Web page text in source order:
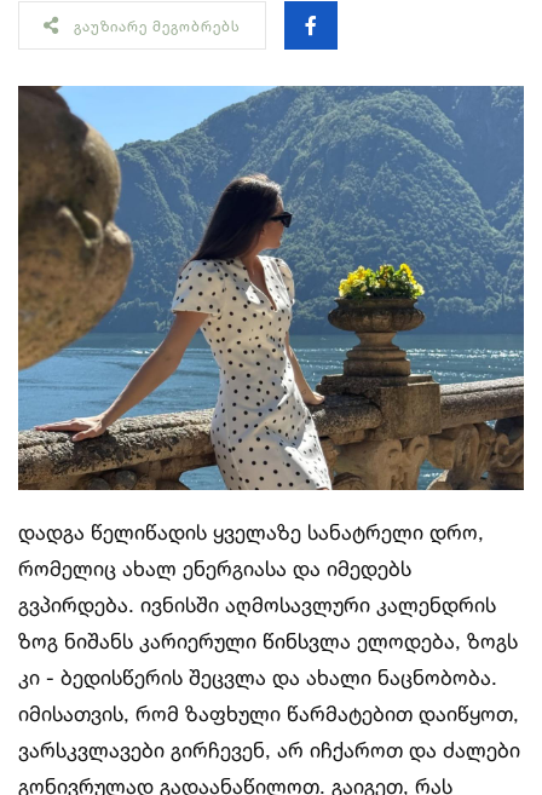
ᲒᲐᲣᲖᲘᲐᲠᲔ ᲛᲔᲒᲝᲑᲠᲔᲑᲡ
დადგა წელიწადის ყველაზე სანატრელი დრო,
რომელიც ახალ ენერგიასა და იმედებს
გვპირდება. ივნისში აღმოსავლური კალენდრის
ზოგ ნიშანს კარიერული წინსვლა ელოდება, ზოგს
კი - ბედისწერის შეცვლა და ახალი ნაცნობობა.
იმისათვის, რომ ზაფხული წარმატებით დაიწყოთ,
ვარსკვლავები გირჩევენ, არ იჩქაროთ და ძალები
გონივრულად გადაანაწილოთ. გაიგეთ, რას